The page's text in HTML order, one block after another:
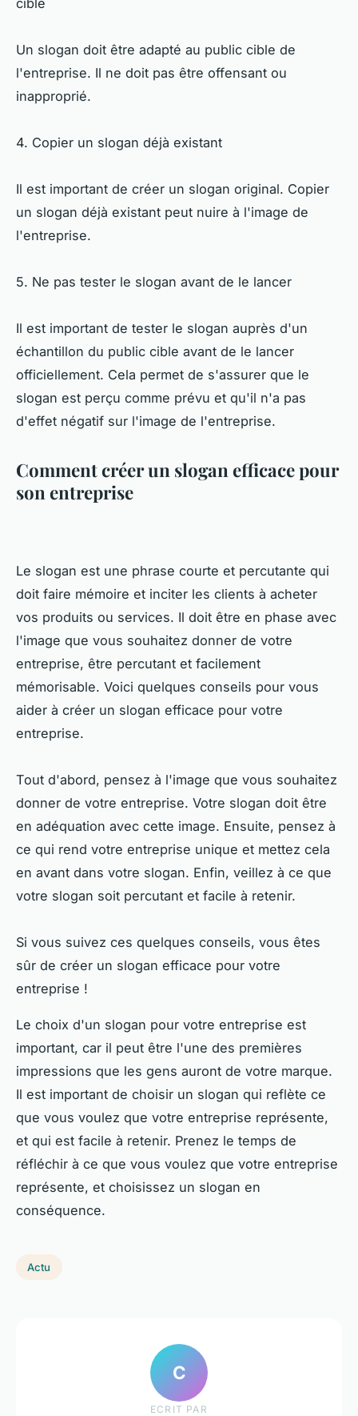
Un slogan doit être adapté au public cible de
l'entreprise. Il ne doit pas être offensant ou
inapproprié.
4. Copier un slogan déjà existant
Il est important de créer un slogan original. Copier
un slogan déjà existant peut nuire à l'image de
l'entreprise.
5. Ne pas tester le slogan avant de le lancer
Il est important de tester le slogan auprès d'un
échantillon du public cible avant de le lancer
officiellement. Cela permet de s'assurer que le
slogan est perçu comme prévu et qu'il n'a pas
d'effet négatif sur l'image de l'entreprise.
Comment créer un slogan efficace pour
son entreprise
Le slogan est une phrase courte et percutante qui
doit faire mémoire et inciter les clients à acheter
vos produits ou services. Il doit être en phase avec
l'image que vous souhaitez donner de votre
entreprise, être percutant et facilement
mémorisable. Voici quelques conseils pour vous
aider à créer un slogan efficace pour votre
entreprise.
Tout d'abord, pensez à l'image que vous souhaitez
donner de votre entreprise. Votre slogan doit être
en adéquation avec cette image. Ensuite, pensez à
ce qui rend votre entreprise unique et mettez cela
en avant dans votre slogan. Enfin, veillez à ce que
votre slogan soit percutant et facile à retenir.
Si vous suivez ces quelques conseils, vous êtes
sûr de créer un slogan efficace pour votre
entreprise !
Le choix d'un slogan pour votre entreprise est
important, car il peut être l'une des premières
impressions que les gens auront de votre marque.
Il est important de choisir un slogan qui reflète ce
que vous voulez que votre entreprise représente,
et qui est facile à retenir. Prenez le temps de
réfléchir à ce que vous voulez que votre entreprise
représente, et choisissez un slogan en
conséquence.
Actu
C
ECRIT PAR